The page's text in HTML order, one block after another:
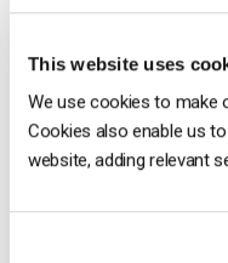
This website uses
We use cookies to make
Cookies also enable us
website, adding relevant